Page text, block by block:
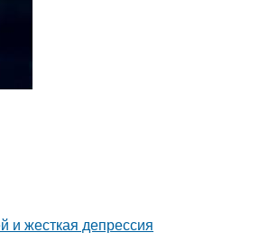
и жесткая депрессия